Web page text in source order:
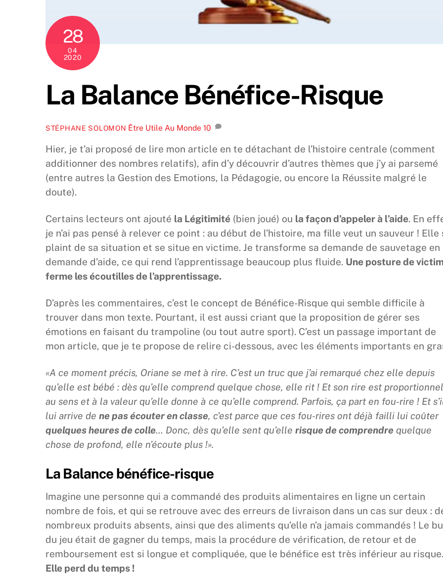
28
04
2020
La Balance Bénéfice-Risque
STÉPHANE SOLOMON Être Utile Au Monde 10
Hier, je t’ai proposé de lire mon article en te détachant de l’histoire centrale (comment
additionner des nombres relatifs), afin d’y découvrir d’autres thèmes que j’y ai parsemé
(entre autres la Gestion des Emotions, la Pédagogie, ou encore la Réussite malgré le
doute).
Certains lecteurs ont ajouté la Légitimité (bien joué) ou la façon d’appeler à l’aide. En
je n’ai pas pensé à relever ce point : au début de l’histoire, ma fille veut un sauveur ! Elle
plaint de sa situation et se situe en victime. Je transforme sa demande de sauvetage en
demande d’aide, ce qui rend l’apprentissage beaucoup plus fluide. Une posture de
ferme les écoutilles de l’apprentissage.
D’après les commentaires, c’est le concept de Bénéfice-Risque qui semble difficile à
trouver dans mon texte. Pourtant, il est aussi criant que la proposition de gérer ses
émotions en faisant du trampoline (ou tout autre sport). C’est un passage important de
mon article, que je te propose de relire ci-dessous, avec les éléments importants en
«A ce moment précis, Oriane se met à rire. C’est un truc que j’ai remarqué chez elle depuis
qu’elle est bébé : dès qu’elle comprend quelque chose, elle rit ! Et son rire est proportionnel
au sens et à la valeur qu’elle donne à ce qu’elle comprend. Parfois, ça part en fou-rire ! Et
lui arrive de ne pas écouter en classe, c’est parce que ces fou-rires ont déjà failli lui coûter
quelques heures de colle… Donc, dès qu’elle sent qu’elle risque de comprendre quelque
chose de profond, elle n’écoute plus !».
La Balance bénéfice-risque
Imagine une personne qui a commandé des produits alimentaires en ligne un certain
nombre de fois, et qui se retrouve avec des erreurs de livraison dans un cas sur deux :
nombreux produits absents, ainsi que des aliments qu’elle n’a jamais commandés ! Le
du jeu était de gagner du temps, mais la procédure de vérification, de retour et de
remboursement est si longue et compliquée, que le bénéfice est très inférieur au risque.
Elle perd du temps !